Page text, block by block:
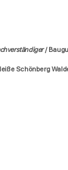
/
Schönberg